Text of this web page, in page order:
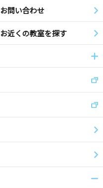
お問い合わせ
お近くの教室を探す